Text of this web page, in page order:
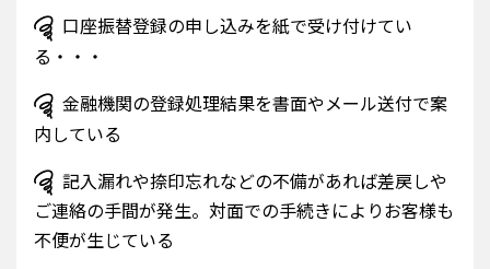
口座振替登録の申し込みを紙で受け付けてい
る・・・
金融機関の登録処理結果を書面やメール送付で案
内している
記入漏れや捺印忘れなどの不備があれば差戻しや
ご連絡の手間が発生。対面での手続きによりお客様も
不便が生じている